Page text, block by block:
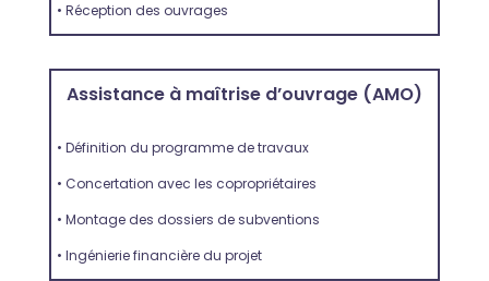
• Réception des ouvrages
Assistance à maîtrise d’ouvrage (AMO)
• Définition du programme de travaux
• Concertation avec les copropriétaires
• Montage des dossiers de subventions
• Ingénierie financière du projet